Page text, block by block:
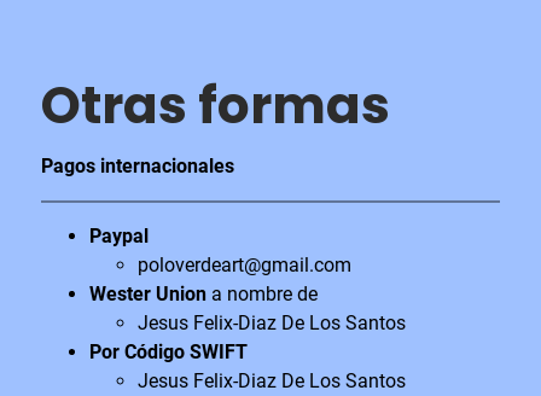
Otras formas
Pagos internacionales
Paypal
poloverdeart@gmail.com
Wester Union a nombre de
Jesus Felix-Diaz De Los Santos
Por Código SWIFT
Jesus Felix-Diaz De Los Santos